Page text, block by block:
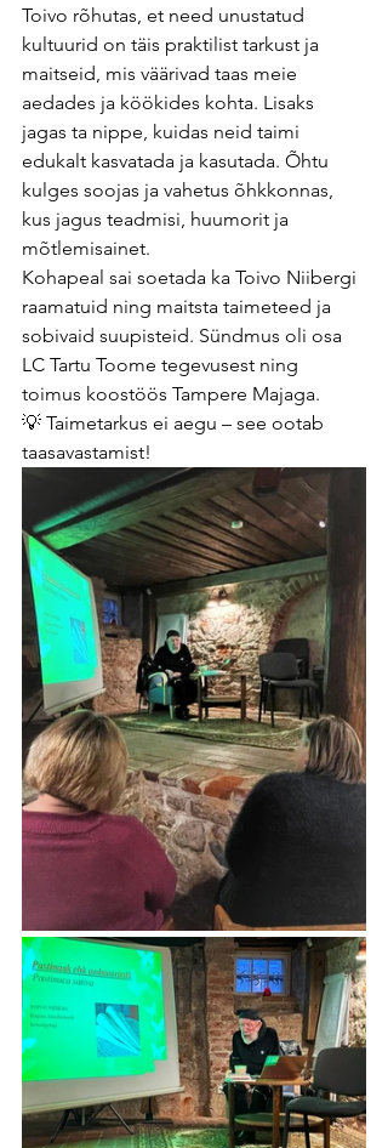
Toivo rõhutas, et need unustatud
kultuurid on täis praktilist tarkust ja
maitseid, mis väärivad taas meie
aedades ja köökides kohta. Lisaks
jagas ta nippe, kuidas neid taimi
edukalt kasvatada ja kasutada. Õhtu
kulges soojas ja vahetus õhkkonnas,
kus jagus teadmisi, huumorit ja
mõtlemisainet.
Kohapeal sai soetada ka Toivo Niibergi
raamatuid ning maitsta taimeteed ja
sobivaid suupisteid. Sündmus oli osa
LC Tartu Toome tegevusest ning
toimus koostöös Tampere Majaga.
💡 Taimetarkus ei aegu – see ootab
taasavastamist!